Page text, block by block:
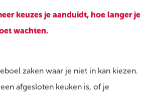
keuzes je aanduidt, hoe langer je
wachten.
zaken waar je niet in kan kiezen.
afgesloten keuken is, of je